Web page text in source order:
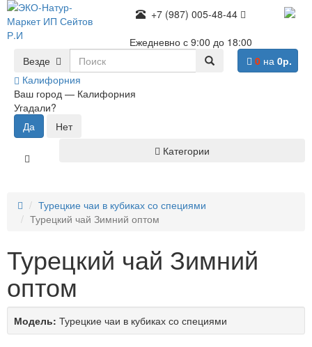
+7 (987) 005-48-44
Ежедневно с 9:00 до 18:00
Везде
Калифорния
Ваш город — Калифорния
Угадали?
0 на 0р.
Категории
Турецкие чаи в кубиках со специями
Турецкий чай Зимний оптом
Турецкий чай Зимний
оптом
Модель: Турецкие чаи в кубиках со специями